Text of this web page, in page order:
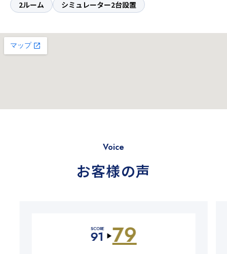
2ルーム シミュレーター2台設置
Voice
お客様の声
SCORE
91 ▶ 79